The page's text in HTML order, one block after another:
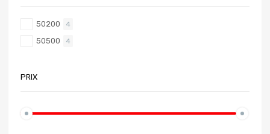
50200 4
50500 4
PRIX